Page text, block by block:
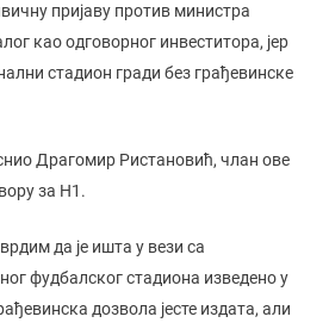
пријаву против министра
као одговорног инвеститора, јер
стадион гради без грађевинске
Драгомир Ристановић, члан ове
за Н1.
да је ишта у вези са
фудбалског стадиона изведено у
дозвола јесте издата, али